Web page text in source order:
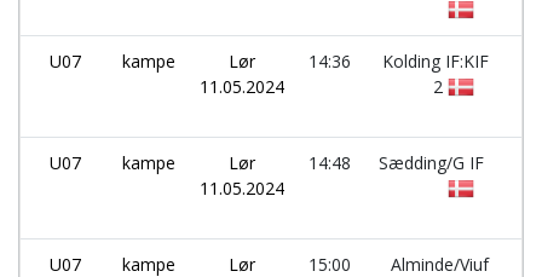
U07 kampe
Lør
11.05.2024
14:36
Kolding IF:KIF
2
U07 kampe
Lør
11.05.2024
14:48 Sædding/G IF
U07 kampe
Lør
15:00
Alminde/Viuf